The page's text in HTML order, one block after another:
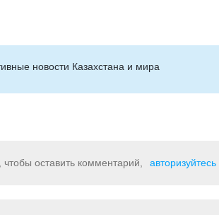
новости Казахстана и мира
чтобы оставить комментарий, авторизуйтесь